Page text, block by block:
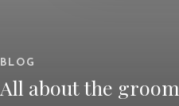
BLOG
All about the groom